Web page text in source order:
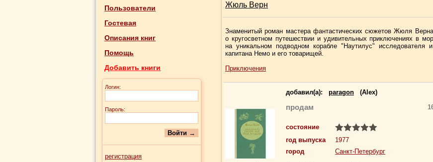
Пользователи
Гостевая
Описания книг
Помощь
Добавить книги
Логин:
Пароль:
регистрация
Жюль Верн
Знаменитый роман мастера фантастических сюжетов Жюля Верна
о кругосветном путешествии и удивительных приключениях в
на уникальном подводном корабле "Наутилус" исследователя и
капитана Немо и его товарищей.
Приключения
добавил(a): paragon (Alex)
продам
состояние
год выпуска
1977
город
Санкт-Петербург